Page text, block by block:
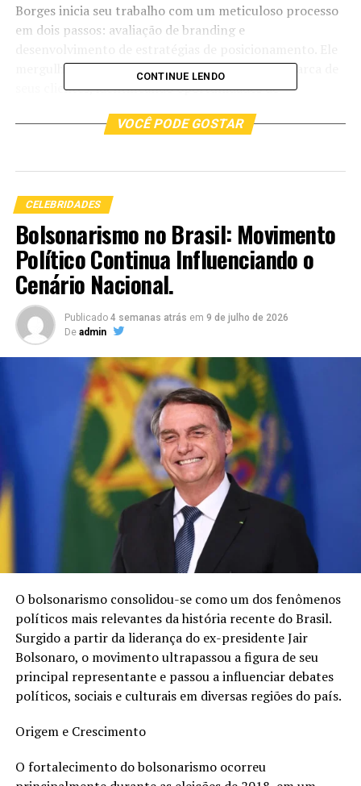
Borges inicia seu trabalho com um meticuloso processo
em dois passos: avaliação de branding e
mergulha fundo na identidade e percepção da marca de
seus clientes, identificando oportunidades de
base nessa análise, Borges desenvolve uma estratégia
Uma das especialidades doEstrategista de Imagem Caio
é a produção de vídeos profissionais. Ele não
apenas oferece consultoria em imagem, mas também é
capaz de apresentar a empresa de seus clientes de
forma envolvente e impactante através de vídeos
personalizados. Seja qual for o segmento de mercado,
Borges posiciona a marca onde o empresário considera
mais relevante e plausível.
“Posso posicionar a imagem pessoal, marca ou produto
de meus clientes em praticamente todos os segmentos
que desejam alavancar seu negócio através de vídeos
profissionais e estratégias de branding”, afirma Borges.
Além disso, Caio Borges destaca-se por sua capacidade
de agregar valor ao trabalho de seus clientes na era
digital. Utilizando técnicas de SEO e estratégias de
CONTINUE LENDO
VOCÊ PODE GOSTAR
CELEBRIDADES
Bolsonarismo no Brasil: Movimento
Político Continua Influenciando o
Cenário Nacional.
Publicado 4 semanas atrás em 9 de julho de 2026
De admin
O bolsonarismo consolidou-se como um dos fenômenos
políticos mais relevantes da história recente do Brasil.
Surgido a partir da liderança do ex-presidente Jair
Bolsonaro, o movimento ultrapassou a figura de seu
principal representante e passou a influenciar debates
políticos, sociais e culturais em diversas regiões do país.
Origem e Crescimento
O fortalecimento do bolsonarismo ocorreu